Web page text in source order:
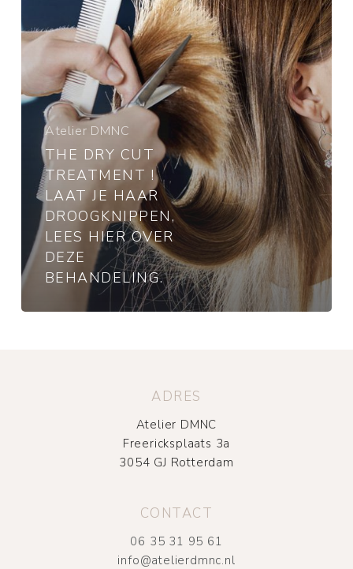
haar
droogknippen,
hier
over
deze
behandeling.
Atelier DMNC
THE DRY CUT
TREATMENT !
LAAT JE HAAR
DROOGKNIPPEN,
LEES HIER OVER
DEZE
BEHANDELING.
ADRES
Atelier DMNC
Freericksplaats 3a
3054 GJ Rotterdam
CONTACT
06 35 31 95 61
info@atelierdmnc.nl